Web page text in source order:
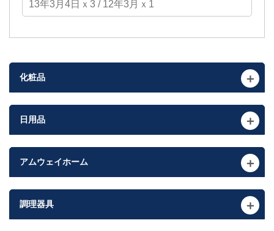
化粧品
日用品
アムウェイホーム
調理器具